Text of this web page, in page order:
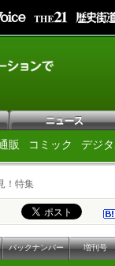
販 コミック デジ
！特集
バックナンバー 増刊号